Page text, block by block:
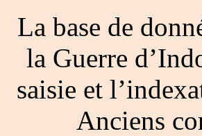
La base de
la Guerre
saisie et
Anciens